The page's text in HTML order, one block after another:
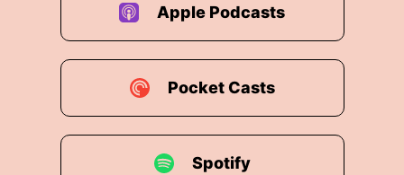
Apple Podcasts
Pocket Casts
Spotify